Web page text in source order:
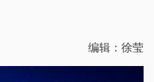
编辑：徐莹